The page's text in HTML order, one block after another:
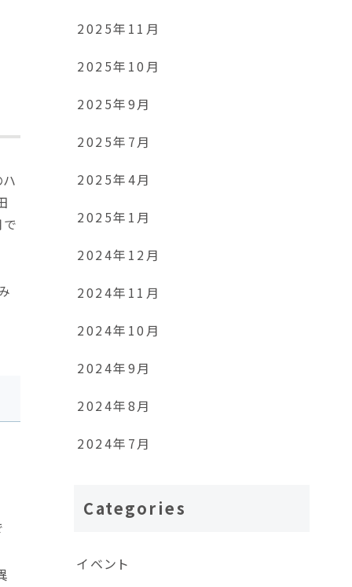
2025年11月
2025年10月
2025年9月
2025年7月
2025年4月
2025年1月
2024年12月
2024年11月
2024年10月
2024年9月
2024年8月
2024年7月
Categories
イベント